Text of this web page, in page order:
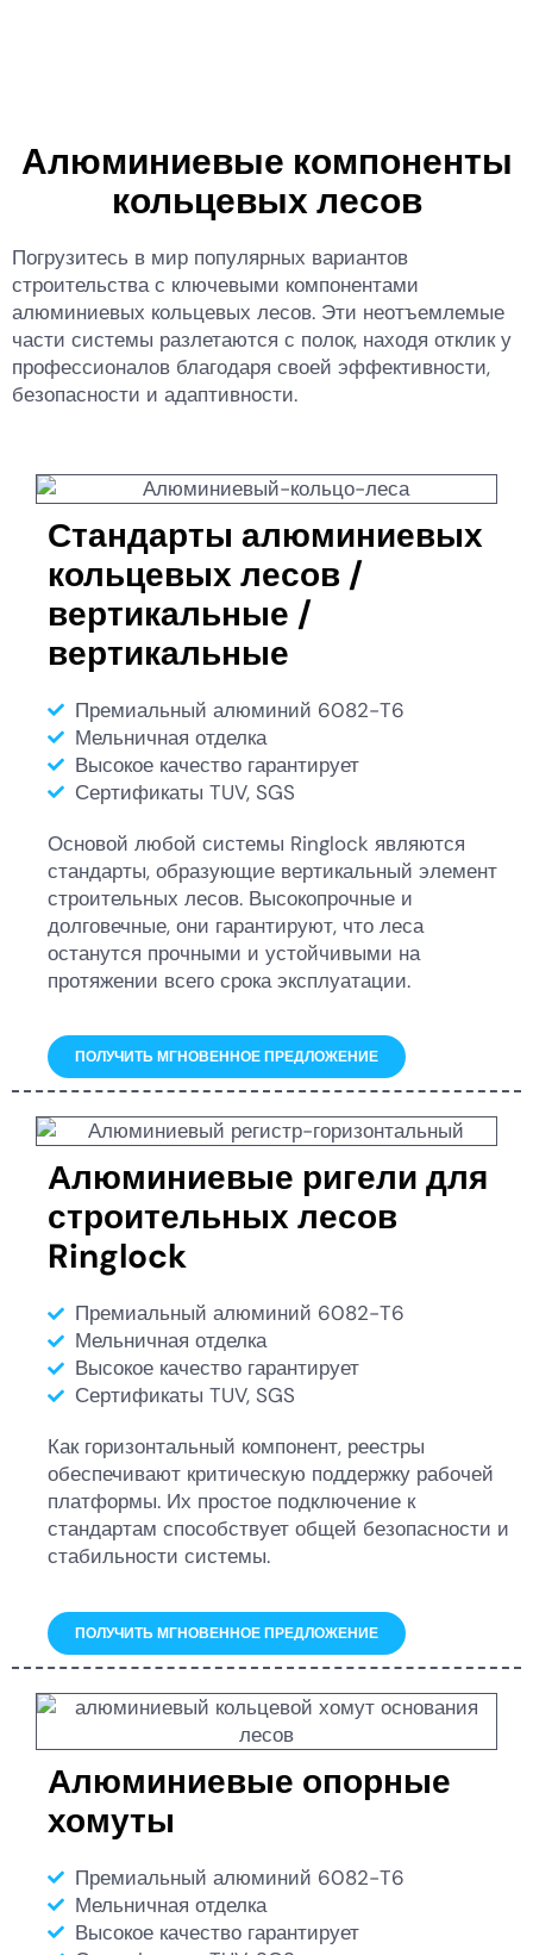
Алюминиевые компоненты
кольцевых лесов
Погрузитесь в мир популярных вариантов
строительства с ключевыми компонентами
алюминиевых кольцевых лесов. Эти неотъемлемые
части системы разлетаются с полок, находя отклик у
профессионалов благодаря своей эффективности,
безопасности и адаптивности.
Стандарты алюминиевых
кольцевых лесов /
вертикальные /
вертикальные
Премиальный алюминий 6082-T6
Мельничная отделка
Высокое качество гарантирует
Сертификаты TUV, SGS
Основой любой системы Ringlock являются
стандарты, образующие вертикальный элемент
строительных лесов. Высокопрочные и
долговечные, они гарантируют, что леса
останутся прочными и устойчивыми на
протяжении всего срока эксплуатации.
ПОЛУЧИТЬ МГНОВЕННОЕ ПРЕДЛОЖЕНИЕ
Алюминиевые ригели для
строительных лесов
Ringlock
Премиальный алюминий 6082-T6
Мельничная отделка
Высокое качество гарантирует
Сертификаты TUV, SGS
Как горизонтальный компонент, реестры
обеспечивают критическую поддержку рабочей
платформы. Их простое подключение к
стандартам способствует общей безопасности и
стабильности системы.
ПОЛУЧИТЬ МГНОВЕННОЕ ПРЕДЛОЖЕНИЕ
Алюминиевые опорные
хомуты
Премиальный алюминий 6082-T6
Мельничная отделка
Высокое качество гарантирует